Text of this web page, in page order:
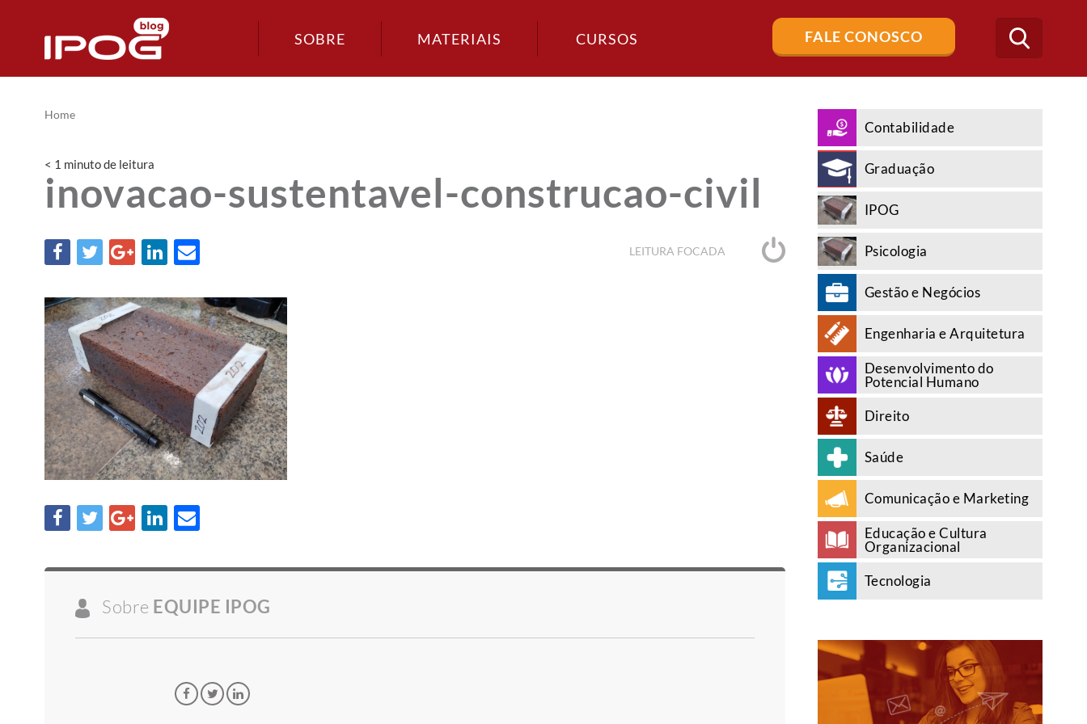
SOBRE MATERIAIS CURSOS FALE CONOSCO
Buscar
no
blog
Home
< 1 minutode leitura
inovacao-sustentavel-construcao-civil
LEITURA FOCADA
Sobre EQUIPE IPOG
Contabilidade
Graduação
IPOG
Psicologia
Gestão e Negócios
Engenharia e Arquitetura
Desenvolvimento do
Potencial Humano
Direito
Saúde
Comunicação e Marketing
Educação e Cultura
Organizacional
Tecnologia